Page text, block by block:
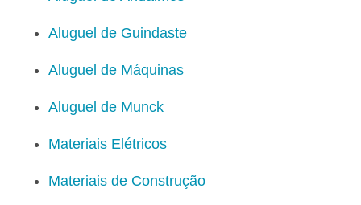
Aluguel de Guindaste
Aluguel de Máquinas
Aluguel de Munck
Materiais Elétricos
Materiais de Construção